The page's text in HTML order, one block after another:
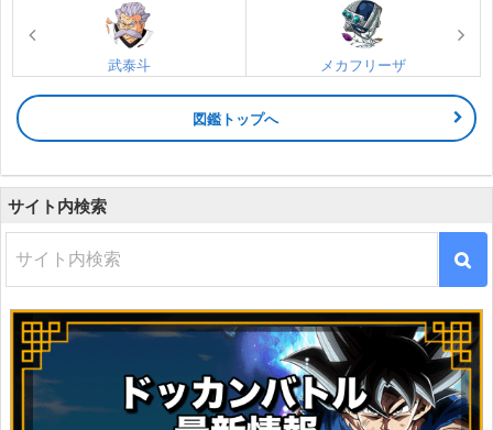
武泰斗 メカフリーザ
図鑑トップへ
サイト内検索